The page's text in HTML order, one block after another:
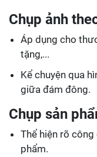
Chụp ảnh
Áp dụng cho
tặng,...
Kể chuyện qua
giữa đám đông.
Chụp sản
Thể hiện rõ
phẩm.